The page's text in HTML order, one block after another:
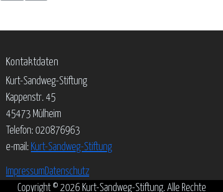
Kontaktdaten
Kurt-Sandweg-Stiftung
Kappenstr. 45
45473 Mülheim
Telefon: 020876963
e-mail: Kurt-Sandweg-Stiftung
ImpressumDatenschutz
Copyright © 2026 Kurt-Sandweg-Stiftung. Alle Rechte